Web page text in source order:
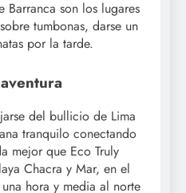
Barranca son los lugares
tumbonas, darse un
por la tarde.
del bullicio de Lima
tranquilo conectando
mejor que Eco Truly
Chacra y Mar, en el
hora y media al norte